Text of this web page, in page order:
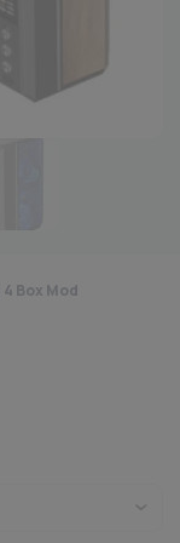
Box Mod